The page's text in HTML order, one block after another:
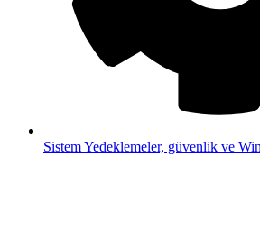
SistemYedeklemeler, güvenlik ve